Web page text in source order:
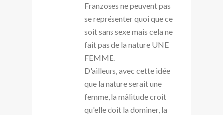
Franzoses ne peuvent pas
se représenter quoi que ce
soit sans sexe mais cela ne
fait pas de la nature UNE
FEMME.
D'ailleurs, avec cette idée
que la nature serait une
femme, la mâlitude croit
qu'elle doit la dominer, la